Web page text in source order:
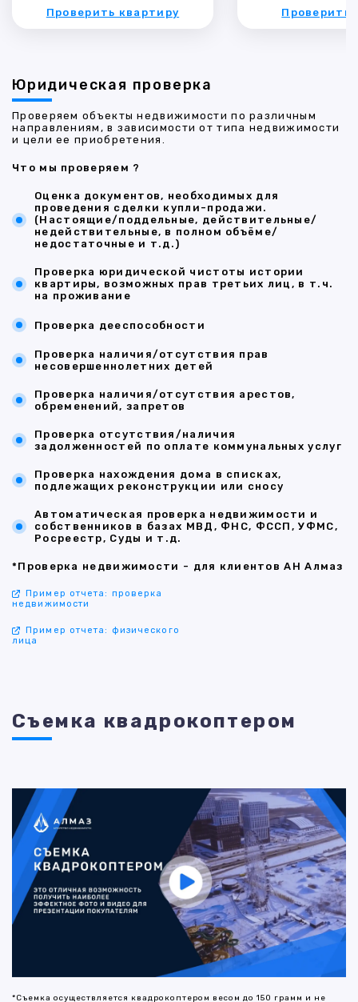
Проверить квартиру Проверить
Юридическая проверка
Проверяем объекты недвижимости по различным
направлениям, в зависимости от типа недвижимости
и цели ее приобретения.
Что мы проверяем ?
Оценка документов, необходимых для
проведения сделки купли-продажи.
(Настоящие/поддельные, действительные/
недействительные, в полном объёме/
недостаточные и т.д.)
Проверка юридической чистоты истории
квартиры, возможных прав третьих лиц, в т.ч.
на проживание
Проверка дееспособности
Проверка наличия/отсутствия прав
несовершеннолетних детей
Проверка наличия/отсутствия арестов,
обременений, запретов
Проверка отсутствия/наличия
задолженностей по оплате коммунальных услуг
Проверка нахождения дома в списках,
подлежащих реконструкции или сносу
Автоматическая проверка недвижимости и
собственников в базах МВД, ФНС, ФССП, УФМС,
Росреестр, Суды и т.д.
*Проверка недвижимости - для клиентов АН Алмаз
Пример отчета: проверка
недвижимости
Пример отчета: физического
лица
Съемка квадрокоптером
*Съемка осуществляется квадрокоптером весом до 150 грамм и не